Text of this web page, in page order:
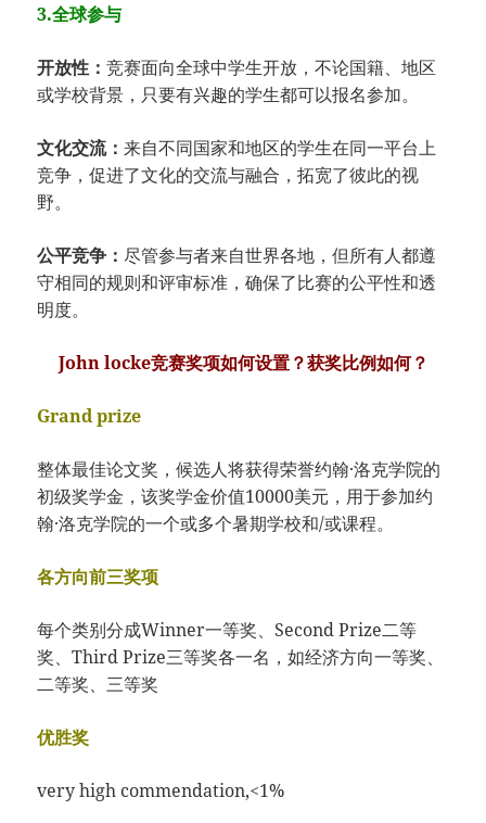
3.全球参与
开放性：竞赛面向全球中学生开放，不论国籍、地区
或学校背景，只要有兴趣的学生都可以报名参加。
文化交流：来自不同国家和地区的学生在同一平台上
竞争，促进了文化的交流与融合，拓宽了彼此的视
野。
公平竞争：尽管参与者来自世界各地，但所有人都遵
守相同的规则和评审标准，确保了比赛的公平性和透
明度。
John locke竞赛奖项如何设置？获奖比例如何？
Grand prize
整体最佳论文奖，候选人将获得荣誉约翰·洛克学院的
初级奖学金，该奖学金价值10000美元，用于参加约
翰·洛克学院的一个或多个暑期学校和/或课程。
各方向前三奖项
每个类别分成Winner一等奖、Second Prize二等
奖、Third Prize三等奖各一名，如经济方向一等奖、
二等奖、三等奖
优胜奖
very high commendation,<1%